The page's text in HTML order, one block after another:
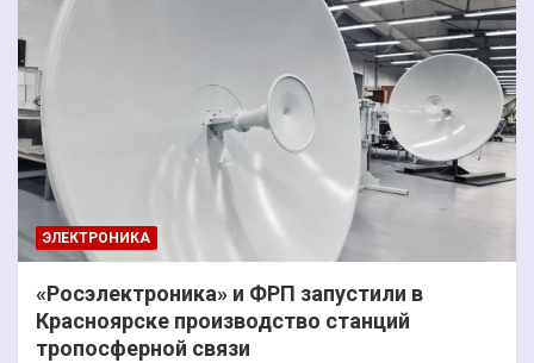
ЭЛЕКТРОНИКА
«Росэлектроника» и ФРП запустили в
Красноярске производство станций
тропосферной связи